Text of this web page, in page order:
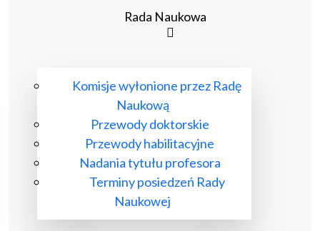
Rada Naukowa
Komisje wyłonione przez Radę
Naukową
Przewody doktorskie
Przewody habilitacyjne
Nadania tytułu profesora
Terminy posiedzeń Rady
Naukowej